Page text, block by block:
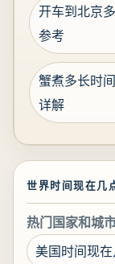
开车到北京
参考
蟹煮多长时
详解
世界时间现在几
热门国家和城市
美国时间现